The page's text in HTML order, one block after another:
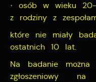
· osób w wieku
z rodziny z
które nie miały
ostatnich 10 lat.
Na badanie można
zgłoszeniowy